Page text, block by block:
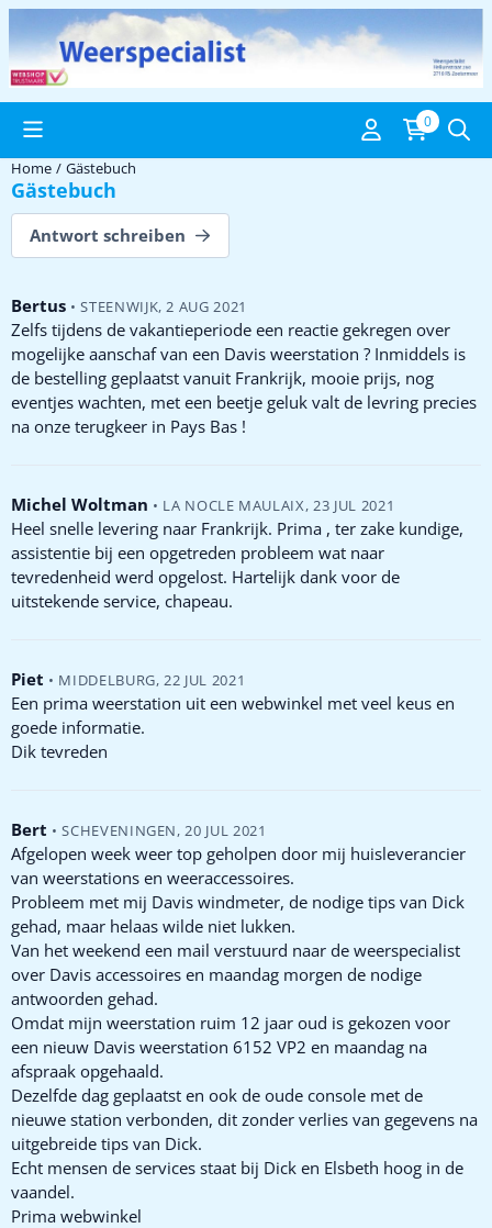
Cookie-Einstellungen verfügbar. Einstellungen wählen oder alle
0
Home / Gästebuch
Gästebuch
Antwort schreiben
Bertus • STEENWIJK, 2 AUG 2021
Zelfs tijdens de vakantieperiode een reactie gekregen over
mogelijke aanschaf van een Davis weerstation ? Inmiddels is
de bestelling geplaatst vanuit Frankrijk, mooie prijs, nog
eventjes wachten, met een beetje geluk valt de levring precies
na onze terugkeer in Pays Bas !
Michel Woltman • LA NOCLE MAULAIX, 23 JUL 2021
Heel snelle levering naar Frankrijk. Prima , ter zake kundige,
assistentie bij een opgetreden probleem wat naar
tevredenheid werd opgelost. Hartelijk dank voor de
uitstekende service, chapeau.
Piet • MIDDELBURG, 22 JUL 2021
Een prima weerstation uit een webwinkel met veel keus en
goede informatie.
Dik tevreden
Bert • SCHEVENINGEN, 20 JUL 2021
Afgelopen week weer top geholpen door mij huisleverancier
van weerstations en weeraccessoires.
Probleem met mij Davis windmeter, de nodige tips van Dick
gehad, maar helaas wilde niet lukken.
Van het weekend een mail verstuurd naar de weerspecialist
over Davis accessoires en maandag morgen de nodige
antwoorden gehad.
Omdat mijn weerstation ruim 12 jaar oud is gekozen voor
een nieuw Davis weerstation 6152 VP2 en maandag na
afspraak opgehaald.
Dezelfde dag geplaatst en ook de oude console met de
nieuwe station verbonden, dit zonder verlies van gegevens na
uitgebreide tips van Dick.
Echt mensen de services staat bij Dick en Elsbeth hoog in de
vaandel.
Prima webwinkel